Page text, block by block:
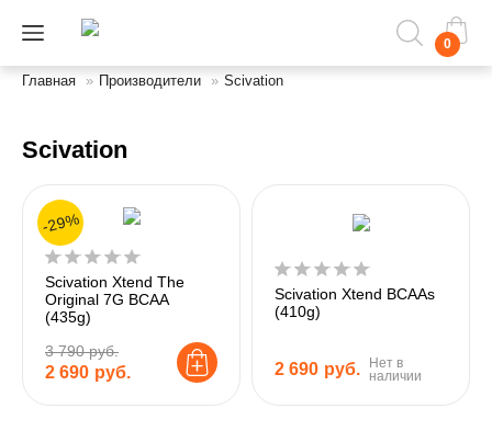
0
Главная » Производители » Scivation
Scivation
Scivation Xtend The
Original 7G BCAA
(435g)
3 790 руб.
2 690 руб.
-29%
Scivation Хtend BCAAs
(410g)
2 690 руб.
Нет в
наличии